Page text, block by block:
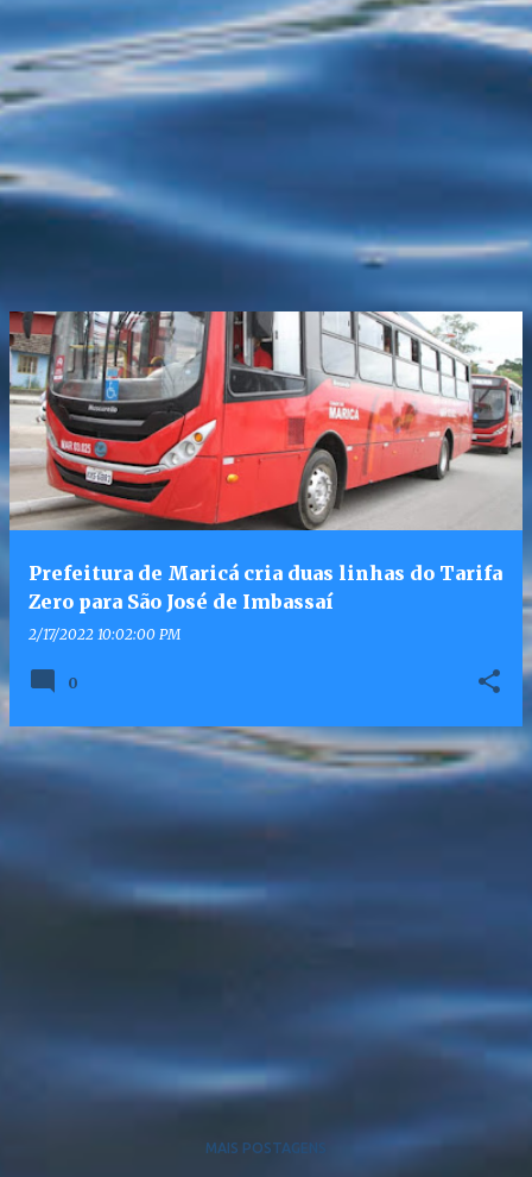
Prefeitura de Maricá cria duas linhas do Tarifa
Zero para São José de Imbassaí
2/17/2022 10:02:00 PM
0
MAIS POSTAGENS